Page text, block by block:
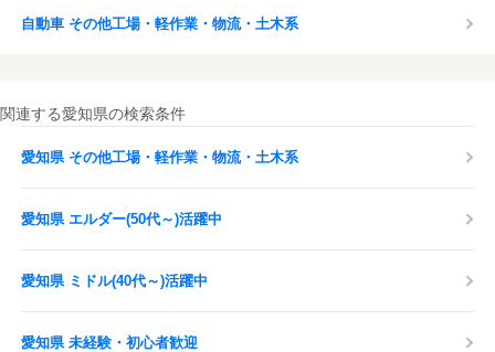
自動車 その他工場・軽作業・物流・土木系
関連する愛知県の検索条件
愛知県 その他工場・軽作業・物流・土木系
愛知県 エルダー(50代～)活躍中
愛知県 ミドル(40代～)活躍中
愛知県 未経験・初心者歓迎